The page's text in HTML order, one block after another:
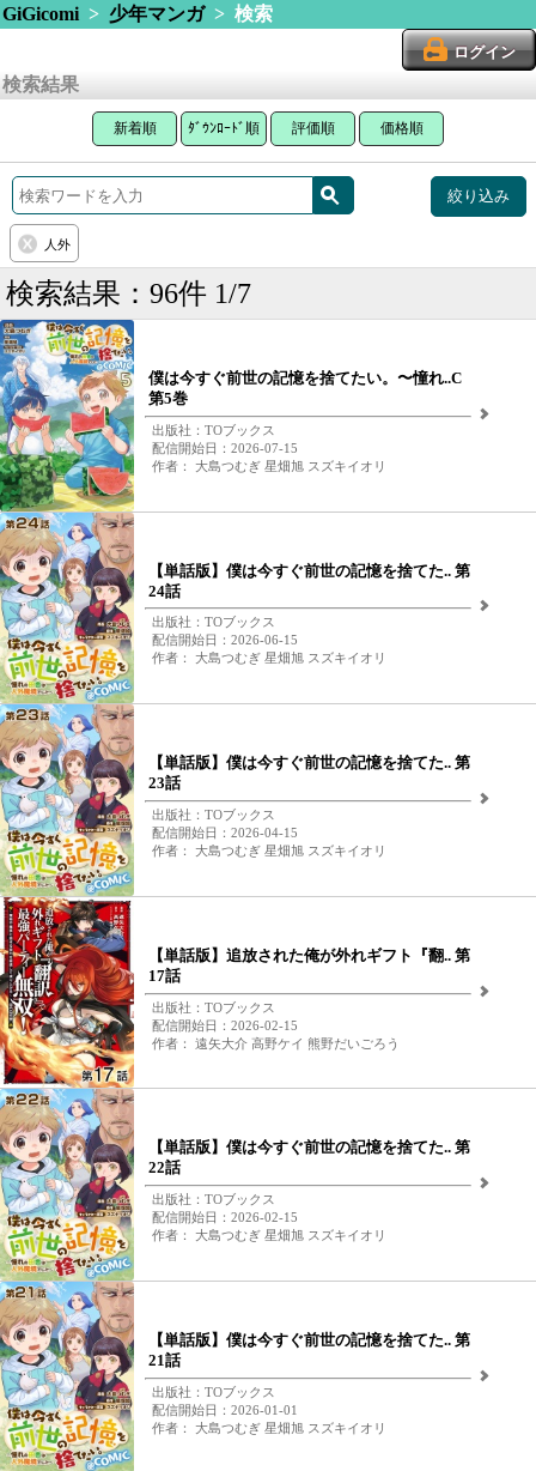
GiGicomi> 少年マンガ> 検索
ログイン
検索結果
新着順 ﾀﾞｳﾝﾛｰﾄﾞ順 評価順 価格順
絞り込み
人外
検索結果：96件 1/7
僕は今すぐ前世の記憶を捨てたい。〜憧れ..C
第5巻
出版社：TOブックス
配信開始日：2026-07-15
作者： 大島つむぎ 星畑旭 スズキイオリ
【単話版】僕は今すぐ前世の記憶を捨てた.. 第
24話
出版社：TOブックス
配信開始日：2026-06-15
作者： 大島つむぎ 星畑旭 スズキイオリ
【単話版】僕は今すぐ前世の記憶を捨てた.. 第
23話
出版社：TOブックス
配信開始日：2026-04-15
作者： 大島つむぎ 星畑旭 スズキイオリ
【単話版】追放された俺が外れギフト『翻.. 第
17話
出版社：TOブックス
配信開始日：2026-02-15
作者： 遠矢大介 高野ケイ 熊野だいごろう
【単話版】僕は今すぐ前世の記憶を捨てた.. 第
22話
出版社：TOブックス
配信開始日：2026-02-15
作者： 大島つむぎ 星畑旭 スズキイオリ
【単話版】僕は今すぐ前世の記憶を捨てた.. 第
21話
出版社：TOブックス
配信開始日：2026-01-01
作者： 大島つむぎ 星畑旭 スズキイオリ